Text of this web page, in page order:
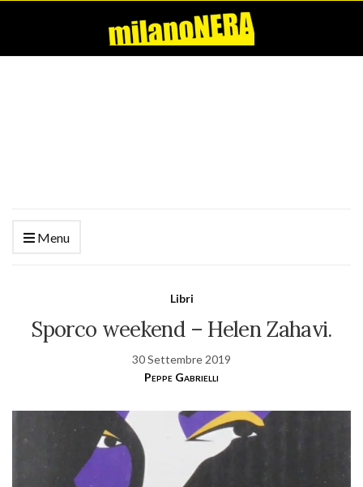
Menu
Libri
Sporco weekend – Helen Zahavi.
30 Settembre 2019
Peppe Gabrielli